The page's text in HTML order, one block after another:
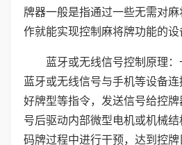
牌器一般是指通过一些无需对
作就能实现控制麻将牌功能的设
蓝牙或无线信号控制原理
蓝牙或无线信号与手机等设备
好牌型等指令，发送信号给控
号后驱动内部微型电机或机械结
码牌过程中进行干预，达到控牌